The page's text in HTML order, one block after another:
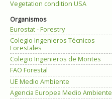
Vegetation condition USA
Organismos
Eurostat - Forestry
Colegio Ingenieros Técnicos
Forestales
Colegio Ingenieros de Montes
FAO Forestal
UE Medio Ambiente
Agencia Europea Medio Ambiente